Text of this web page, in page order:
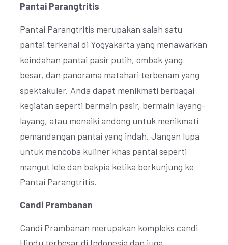
Pantai Parangtritis
Pantai Parangtritis merupakan salah satu
pantai terkenal di Yogyakarta yang menawarkan
keindahan pantai pasir putih, ombak yang
besar, dan panorama matahari terbenam yang
spektakuler. Anda dapat menikmati berbagai
kegiatan seperti bermain pasir, bermain layang-
layang, atau menaiki andong untuk menikmati
pemandangan pantai yang indah. Jangan lupa
untuk mencoba kuliner khas pantai seperti
mangut lele dan bakpia ketika berkunjung ke
Pantai Parangtritis.
Candi Prambanan
Candi Prambanan merupakan kompleks candi